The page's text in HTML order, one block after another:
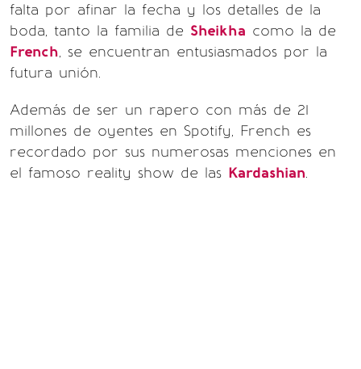
falta por afinar la fecha y los detalles de la
boda, tanto la familia de Sheikha como la de
French, se encuentran entusiasmados por la
futura unión.
Además de ser un rapero con más de 21
millones de oyentes en Spotify, French es
recordado por sus numerosas menciones en
el famoso reality show de las Kardashian.